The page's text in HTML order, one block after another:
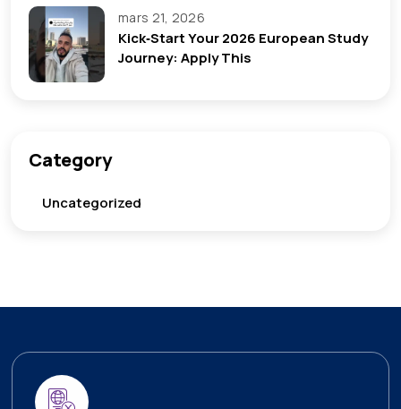
mars 21, 2026
Kick‑Start Your 2026 European Study
Journey: Apply This
Category
Uncategorized